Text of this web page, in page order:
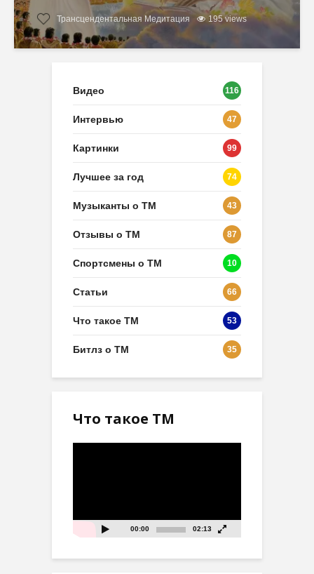
Трансцендентальная Медитация 195 views
Видео 116
Интервью 47
Картинки 99
Лучшее за год 74
Музыканты о ТМ 43
Отзывы о ТМ 87
Спортсмены о ТМ 10
Статьи 66
Что такое ТМ 53
Битлз о ТМ 35
Что такое ТМ
00:00 02:13